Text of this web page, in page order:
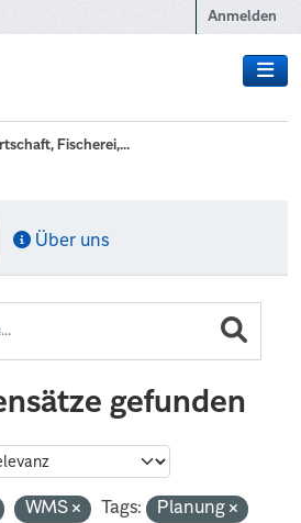
Anmelden
Fischerei,...
Über uns
gefunden
WMS Tags:
Planung